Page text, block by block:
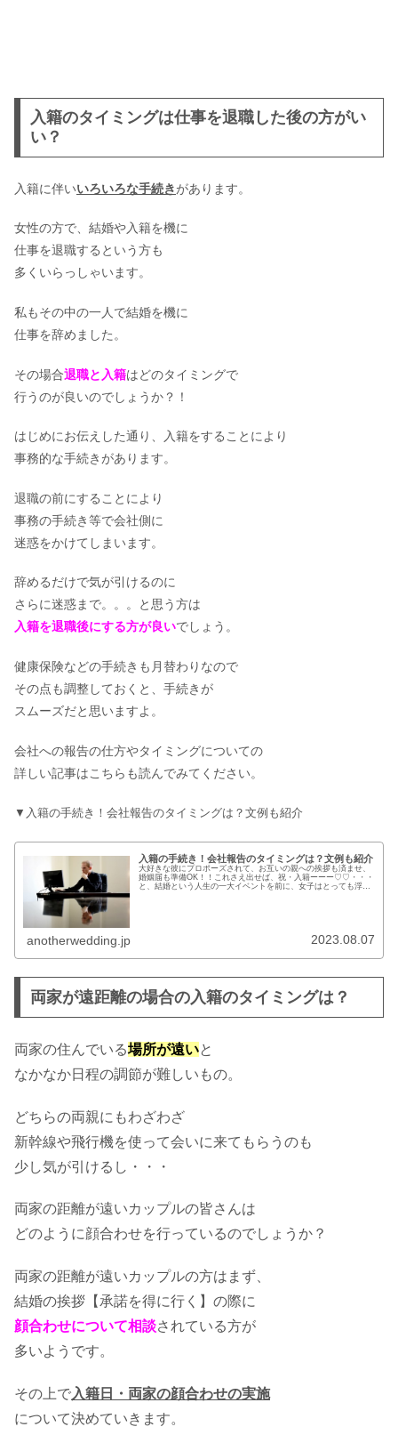
入籍のタイミングは仕事を退職した後の方がい
い？
入籍に伴いいろいろな手続きがあります。
女性の方で、結婚や入籍を機に
仕事を退職するという方も
多くいらっしゃいます。
私もその中の一人で結婚を機に
仕事を辞めました。
その場合退職と入籍はどのタイミングで
行うのが良いのでしょうか？！
はじめにお伝えした通り、入籍をすることにより
事務的な手続きがあります。
退職の前にすることにより
事務の手続き等で会社側に
迷惑をかけてしまいます。
辞めるだけで気が引けるのに
さらに迷惑まで。。。と思う方は
入籍を退職後にする方が良いでしょう。
健康保険などの手続きも月替わりなので
その点も調整しておくと、手続きが
スムーズだと思いますよ。
会社への報告の仕方やタイミングについての
詳しい記事はこちらも読んでみてください。
▼入籍の手続き！会社報告のタイミングは？文例も紹介
入籍の手続き！会社報告のタイミングは？文例も紹介
大好きな彼にプロポーズされて、お互いの親への挨拶も済ませ、
婚姻届も準備OK！！これさえ出せば、祝・入籍ーーー♡♡・・・
と、結婚という人生の一大イベントを前に、女子はとっても浮か
anotherwedding.jp 2023.08.07
両家が遠距離の場合の入籍のタイミングは？
両家の住んでいる場所が遠いと
なかなか日程の調節が難しいもの。
どちらの両親にもわざわざ
新幹線や飛行機を使って会いに来てもらうのも
少し気が引けるし・・・
両家の距離が遠いカップルの皆さんは
どのように顔合わせを行っているのでしょうか？
両家の距離が遠いカップルの方はまず、
結婚の挨拶【承諾を得に行く】の際に
顔合わせについて相談されている方が
多いようです。
その上で入籍日・両家の顔合わせの実施
について決めていきます。